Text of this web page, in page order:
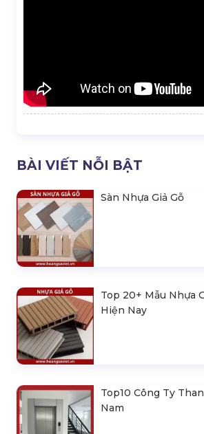
BÀI VIẾT NỖI BẬT
Sàn Nhựa Giả Gỗ
Top 20+ Mẫu Nhựa
Hiện Nay
Top10 Công Ty
Nam